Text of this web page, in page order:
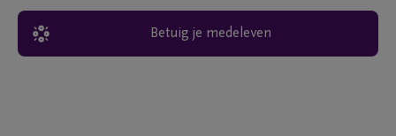
Betuig je medeleven